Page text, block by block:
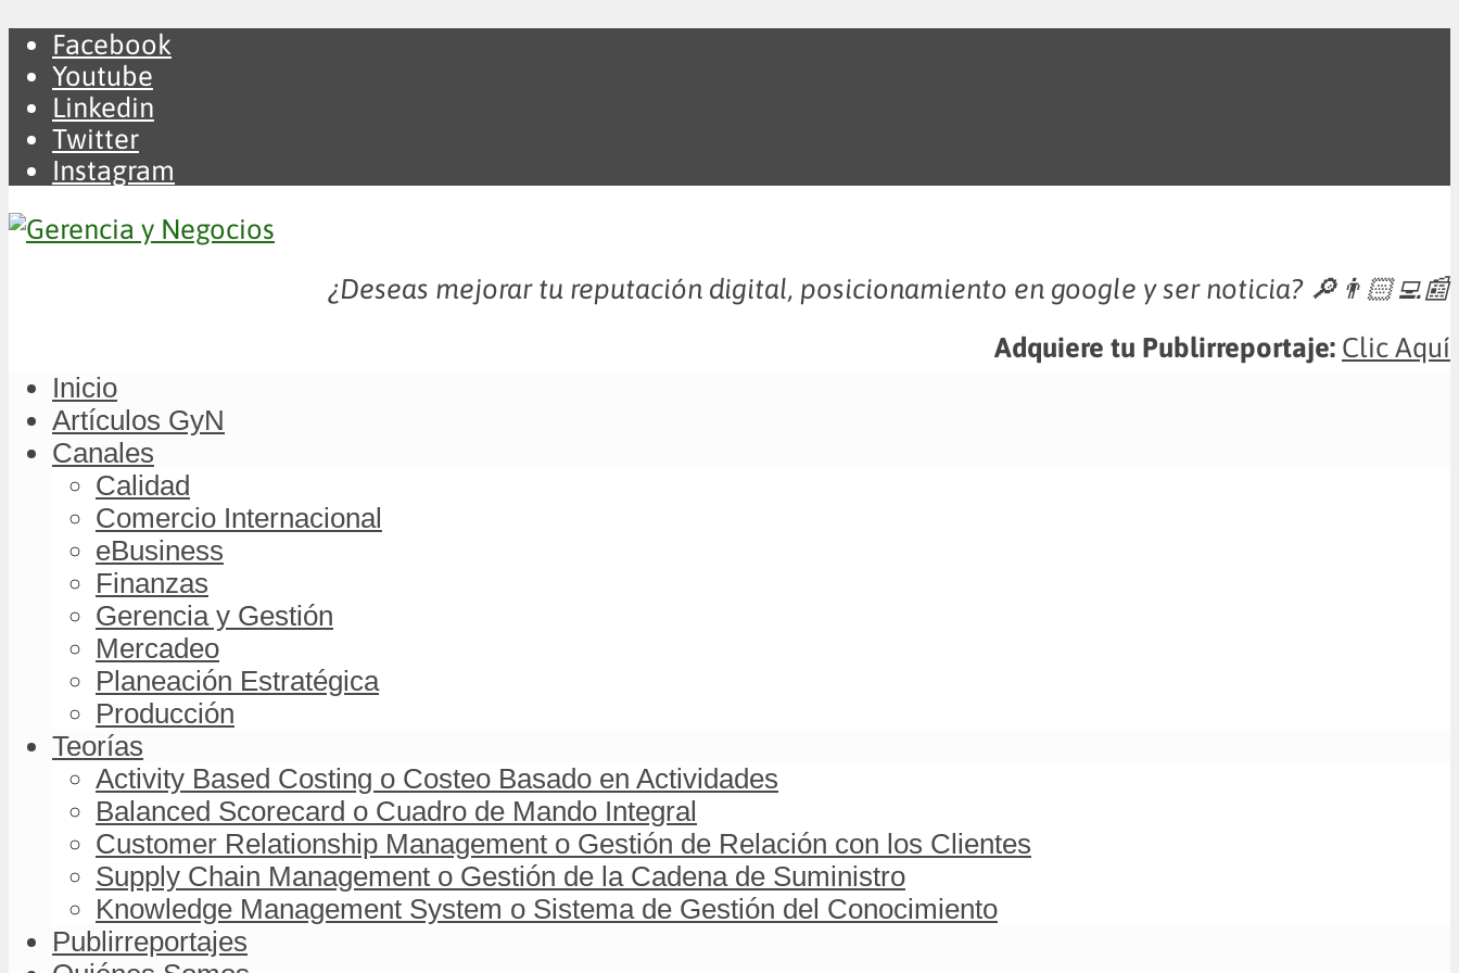
Facebook
Youtube
Linkedin
Twitter
Instagram
¿Deseas mejorar tu reputación digital, posicionamiento en google y ser noticia? 🔎👨🏻‍💻📰
Adquiere tu Publirreportaje: Clic Aquí
Inicio
Artículos GyN
Canales
Calidad
Comercio Internacional
eBusiness
Finanzas
Gerencia y Gestión
Mercadeo
Planeación Estratégica
Producción
Teorías
Activity Based Costing o Costeo Basado en Actividades
Balanced Scorecard o Cuadro de Mando Integral
Customer Relationship Management o Gestión de Relación con los Clientes
Supply Chain Management o Gestión de la Cadena de Suministro
Knowledge Management System o Sistema de Gestión del Conocimiento
Publirreportajes